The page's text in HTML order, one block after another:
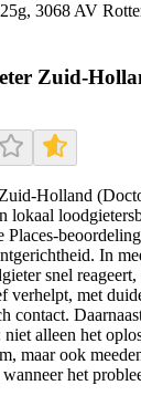
3068 AV
Zuid-
Holland
lokaal
Places-
In
snel
verhelpt, met
contact.
alleen het
maar ook
het